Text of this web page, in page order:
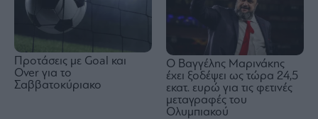
Προτάσεις με Goal και
Over για το
Σαββατοκύριακο
Ο Βαγγέλης Μαρινάκης
έχει ξοδέψει ως τώρα 24,5
εκατ. ευρώ για τις φετινές
μεταγραφές του
Ολυμπιακού